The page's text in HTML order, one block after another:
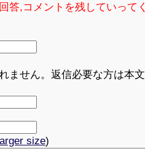
答,コメントを残していって
ません。返信必要な方は本
size)